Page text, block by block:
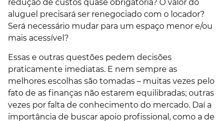
redução de custos quase obrigatória? O valor do
aluguel precisará ser renegociado com o locador?
Será necessário mudar para um espaço menor e/ou
mais acessível?
Essas e outras questões pedem decisões
praticamente imediatas. E nem sempre as
melhores escolhas são tomadas – muitas vezes pelo
fato de as finanças não estarem equilibradas; outras
vezes por falta de conhecimento do mercado. Daí a
importância de buscar apoio profissional, como a de